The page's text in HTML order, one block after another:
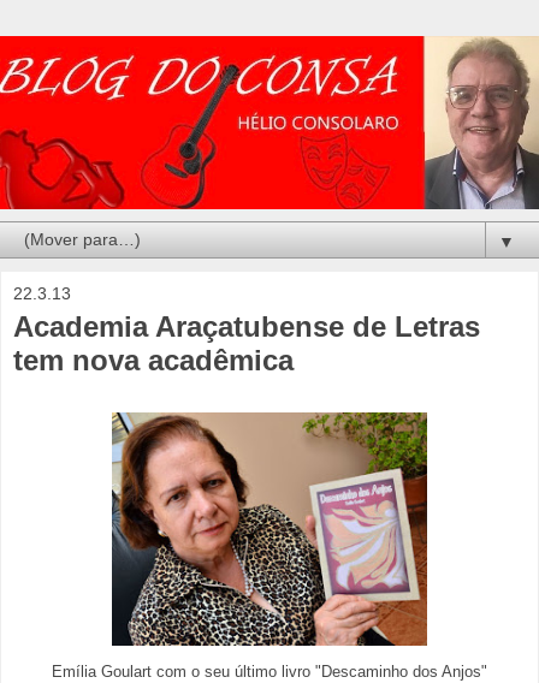
▼
22.3.13
Academia Araçatubense de Letras
tem nova acadêmica
Emília Goulart com o seu último livro "Descaminho dos Anjos"